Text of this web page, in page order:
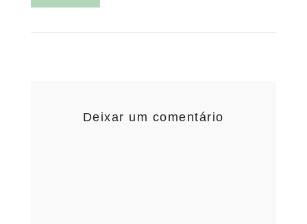
Deixar um comentário